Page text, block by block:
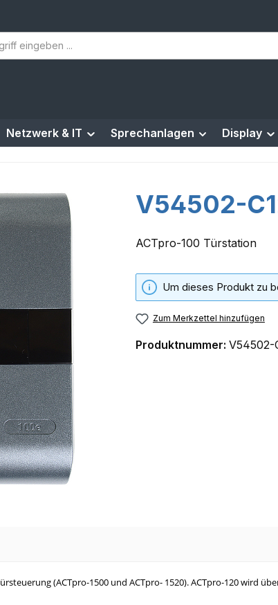
Netzwerk & IT Sprechanlagen Display
V54502-
ACTpro-100 Türstation
Um dieses Produkt zu
Zum Merkzettel hinzufügen
Produktnummer: V54502-
(ACTpro-1500 und ACTpro- 1520). ACTpro-120 wird